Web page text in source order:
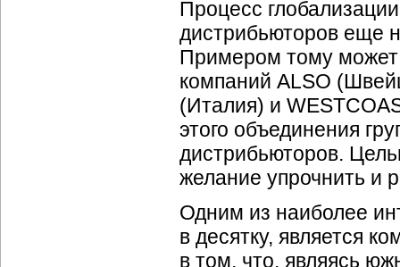
Процесс
дистрибьюторов еще
Примером тому может
компаний ALSO
(Италия) и
этого объединения
дистрибьюторов.
желание упрочнить и
Одним из наиболее
в десятку, является
в том, что, являясь